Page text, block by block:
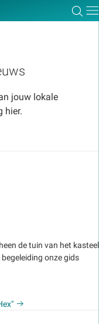
jouw lokale
hier.
de tuin van het kasteel
onze gids